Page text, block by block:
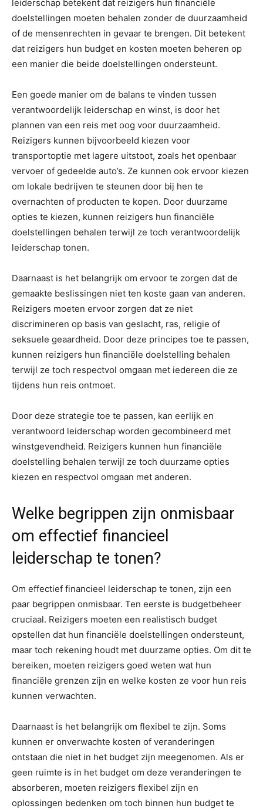
leiderschap betekent dat reizigers hun financiële
doelstellingen moeten behalen zonder de duurzaamheid
of de mensenrechten in gevaar te brengen. Dit betekent
dat reizigers hun budget en kosten moeten beheren op
een manier die beide doelstellingen ondersteunt.
Een goede manier om de balans te vinden tussen
verantwoordelijk leiderschap en winst, is door het
plannen van een reis met oog voor duurzaamheid.
Reizigers kunnen bijvoorbeeld kiezen voor
transportoptie met lagere uitstoot, zoals het openbaar
vervoer of gedeelde auto’s. Ze kunnen ook ervoor kiezen
om lokale bedrijven te steunen door bij hen te
overnachten of producten te kopen. Door duurzame
opties te kiezen, kunnen reizigers hun financiële
doelstellingen behalen terwijl ze toch verantwoordelijk
leiderschap tonen.
Daarnaast is het belangrijk om ervoor te zorgen dat de
gemaakte beslissingen niet ten koste gaan van anderen.
Reizigers moeten ervoor zorgen dat ze niet
discrimineren op basis van geslacht, ras, religie of
seksuele geaardheid. Door deze principes toe te passen,
kunnen reizigers hun financiële doelstelling behalen
terwijl ze toch respectvol omgaan met iedereen die ze
tijdens hun reis ontmoet.
Door deze strategie toe te passen, kan eerlijk en
verantwoord leiderschap worden gecombineerd met
winstgevendheid. Reizigers kunnen hun financiële
doelstelling behalen terwijl ze toch duurzame opties
kiezen en respectvol omgaan met anderen.
Welke begrippen zijn onmisbaar
om effectief financieel
leiderschap te tonen?
Om effectief financieel leiderschap te tonen, zijn een
paar begrippen onmisbaar. Ten eerste is budgetbeheer
cruciaal. Reizigers moeten een realistisch budget
opstellen dat hun financiële doelstellingen ondersteunt,
maar toch rekening houdt met duurzame opties. Om dit te
bereiken, moeten reizigers goed weten wat hun
financiële grenzen zijn en welke kosten ze voor hun reis
kunnen verwachten.
Daarnaast is het belangrijk om flexibel te zijn. Soms
kunnen er onverwachte kosten of veranderingen
ontstaan die niet in het budget zijn meegenomen. Als er
geen ruimte is in het budget om deze veranderingen te
absorberen, moeten reizigers flexibel zijn en
oplossingen bedenken om toch binnen hun budget te